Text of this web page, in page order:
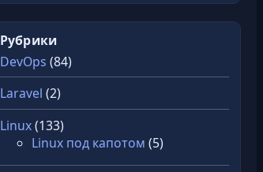
Рубрики
DevOps (84)
Laravel (2)
Linux(133)
Linux под капотом (5)